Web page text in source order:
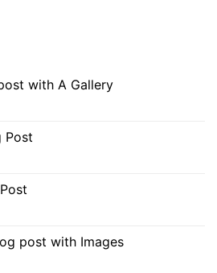
with A Gallery
Post
post with Images